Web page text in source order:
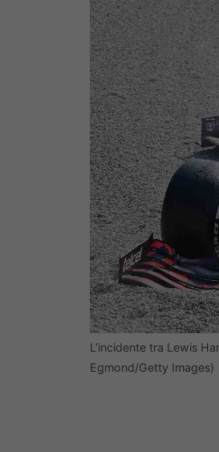
L’incidente tra Lewis
Egmond/Getty Images)